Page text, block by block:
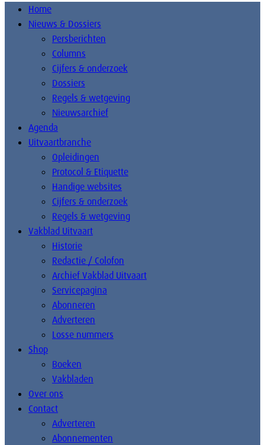
Home
Nieuws & Dossiers
Persberichten
Columns
Cijfers & onderzoek
Dossiers
Regels & wetgeving
Nieuwsarchief
Agenda
Uitvaartbranche
Opleidingen
Protocol & Etiquette
Handige websites
Cijfers & onderzoek
Regels & wetgeving
Vakblad Uitvaart
Historie
Redactie / Colofon
Archief Vakblad Uitvaart
Servicepagina
Abonneren
Adverteren
Losse nummers
Shop
Boeken
Vakbladen
Over ons
Contact
Adverteren
Abonnementen